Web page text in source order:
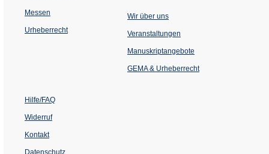
Messen
Urheberrecht
Wir über uns
Veranstaltungen
einem
Tab)
Manuskriptangebote
GEMA & Urheberrecht
Hilfe/FAQ
Widerruf
Kontakt
Datenschutz